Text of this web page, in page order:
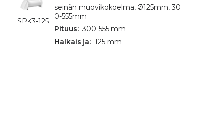
SPK3-125
seinän muovikokoelma, Ø125mm, 30
0-555mm
300-555 mm
125 mm